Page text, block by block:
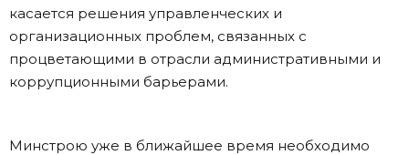
касается решения управленческих и
организационных проблем, связанных с
процветающими в отрасли административными и
коррупционными барьерами.
Минстрою уже в ближайшее время необходимо